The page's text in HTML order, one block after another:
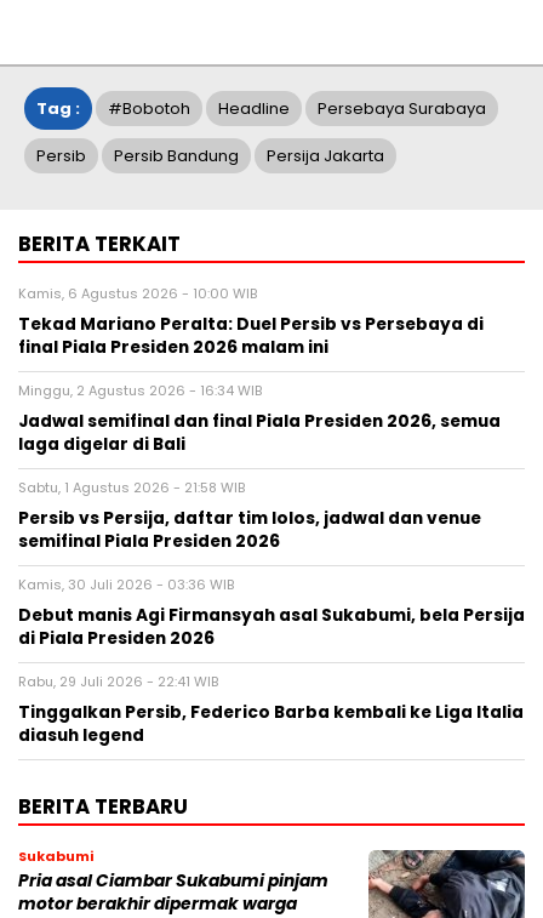
Tag : #Bobotoh Headline Persebaya Surabaya
Persib Persib Bandung Persija Jakarta
BERITA TERKAIT
Kamis, 6 Agustus 2026 - 10:00 WIB
Tekad Mariano Peralta: Duel Persib vs Persebaya di
final Piala Presiden 2026 malam ini
Minggu, 2 Agustus 2026 - 16:34 WIB
Jadwal semifinal dan final Piala Presiden 2026, semua
laga digelar di Bali
Sabtu, 1 Agustus 2026 - 21:58 WIB
Persib vs Persija, daftar tim lolos, jadwal dan venue
semifinal Piala Presiden 2026
Kamis, 30 Juli 2026 - 03:36 WIB
Debut manis Agi Firmansyah asal Sukabumi, bela Persija
di Piala Presiden 2026
Rabu, 29 Juli 2026 - 22:41 WIB
Tinggalkan Persib, Federico Barba kembali ke Liga Italia
diasuh legend
BERITA TERBARU
Sukabumi
Pria asal Ciambar Sukabumi pinjam
motor berakhir dipermak warga